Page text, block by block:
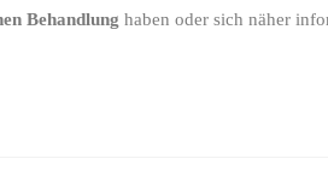
Behandlung haben oder sich näher